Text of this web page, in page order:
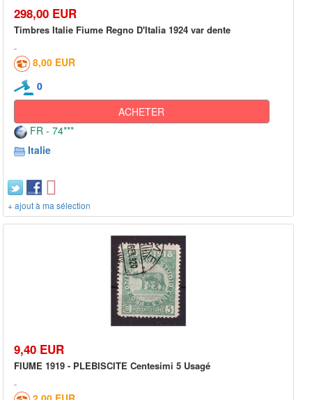
298,00 EUR
Timbres Italie Fiume Regno D'Italia 1924 var dente
8,00 EUR
0
ACHETER
FR - 74***
Italie
+ ajout à ma sélection
9,40 EUR
FIUME 1919 - PLEBISCITE Centesimi 5 Usagé